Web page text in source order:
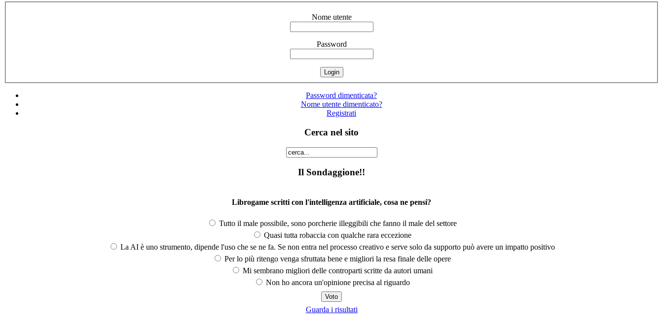
Nome utente
Password
Password dimenticata?
Nome utente dimenticato?
Registrati
Cerca nel sito
Il Sondaggione!!
Librogame scritti con l'intelligenza artificiale, cosa ne pensi?
Tutto il male possibile, sono porcherie illeggibili che fanno il male del settore
Quasi tutta robaccia con qualche rara eccezione
La AI è uno strumento, dipende l'uso che se ne fa. Se non entra nel processo creativo e serve solo da supporto può avere un impatto positivo
Per lo più ritengo venga sfruttata bene e migliori la resa finale delle opere
Mi sembrano migliori delle controparti scritte da autori umani
Non ho ancora un'opinione precisa al riguardo
Guarda i risultati